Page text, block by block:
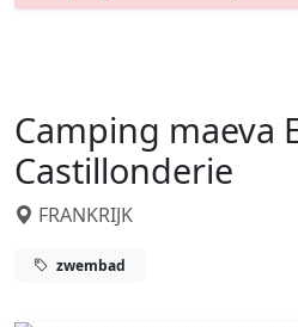
Camping maeva
Castillonderie
FRANKRIJK
zwembad